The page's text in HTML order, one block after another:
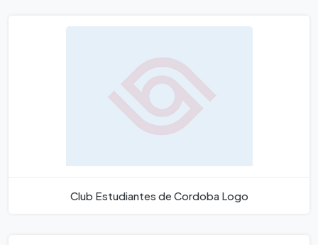
Club Estudiantes de Cordoba Logo